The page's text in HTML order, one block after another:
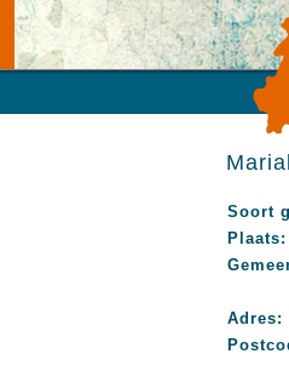
Soort
Plaats:
Adres: